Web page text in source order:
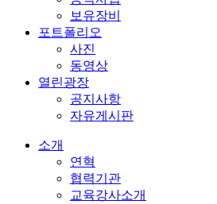
보유장비
포트폴리오
사진
동영상
열린광장
공지사항
자유게시판
소개
연혁
협력기관
교육강사소개